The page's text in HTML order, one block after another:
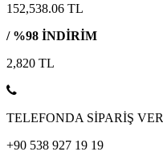
152,538.06 TL
/ %98 İNDİRİM
2,820 TL
TELEFONDA SİPARİŞ VER
+90 538 927 19 19